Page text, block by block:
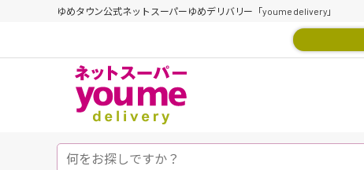
ゆめタウン公式ネットスーパーゆめデリバリー「youme delivery」